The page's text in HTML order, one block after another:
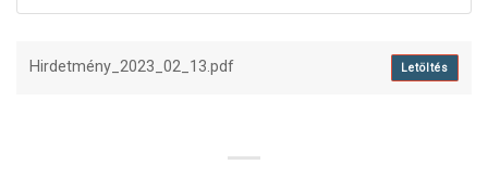
Hirdetmény_2023_02_13.pdf Letöltés